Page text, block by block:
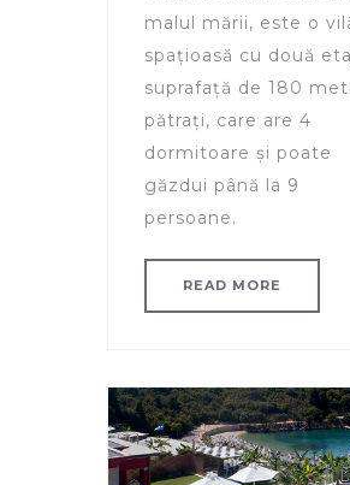
malul mării, este o
spațioasă cu două
suprafață de 180
pătrați, care are 4
dormitoare și poate
găzdui până la 9
persoane.
READ MORE